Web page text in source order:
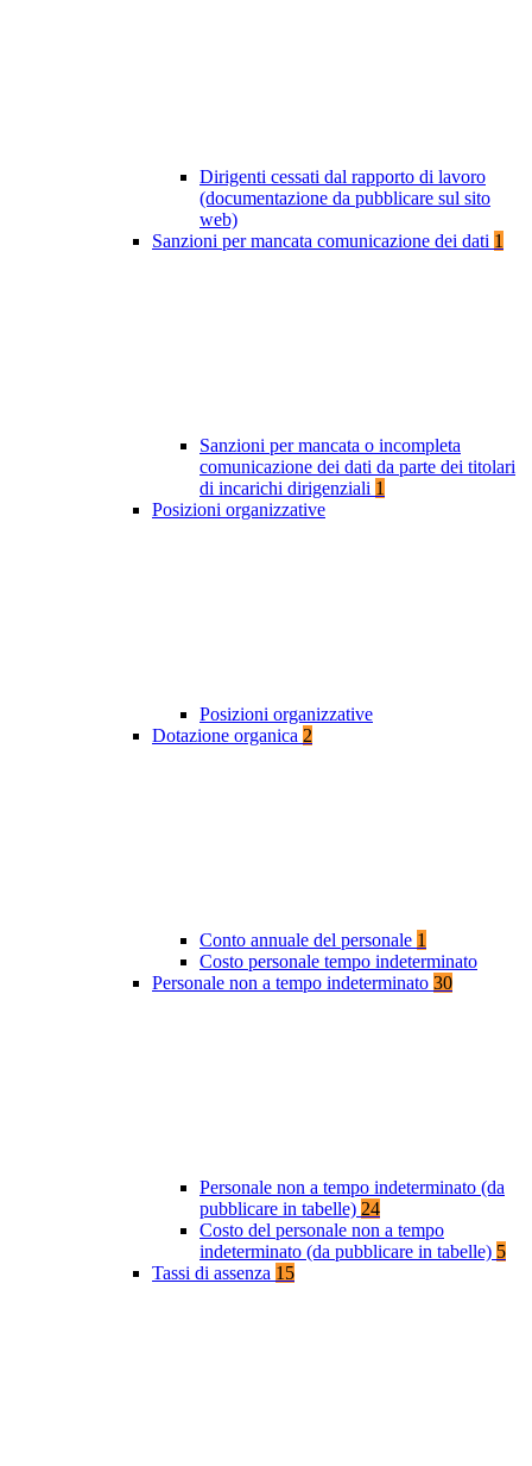
Dirigenti cessati dal rapporto di lavoro
(documentazione da pubblicare sul sito
web)
Sanzioni per mancata comunicazione dei dati 1
Sanzioni per mancata o incompleta
comunicazione dei dati da parte dei titolari
di incarichi dirigenziali 1
Posizioni organizzative
Posizioni organizzative
Dotazione organica 2
Conto annuale del personale 1
Costo personale tempo indeterminato
Personale non a tempo indeterminato 30
Personale non a tempo indeterminato (da
pubblicare in tabelle) 24
Costo del personale non a tempo
indeterminato (da pubblicare in tabelle) 5
Tassi di assenza 15